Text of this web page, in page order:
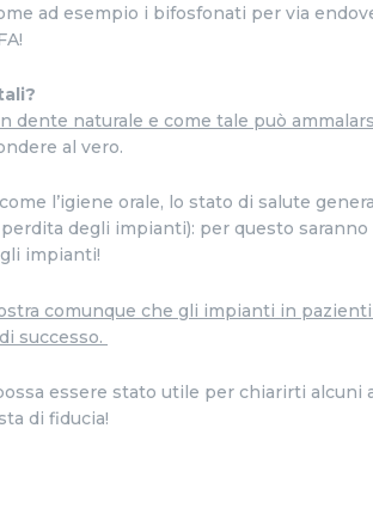
ad esempio i bifosfonati per via
dente naturale e come tale può
al vero.
l’igiene orale, lo stato di salute
degli impianti): per questo
impianti!
comunque che gli impianti in
successo.
essere stato utile per chiarirti
di fiducia!